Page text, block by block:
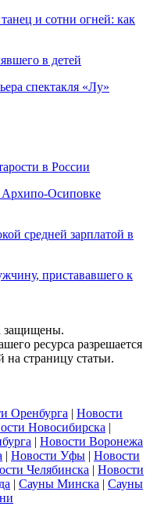
и сотни огней: как
в детей
спектакля «Лу»
в России
Осиповке
средней зарплатой в
пристававшего к
защищены.
ресурса разрешается
на страницу статьи.
Оренбурга | Новости
Новосибирска |
| Новости Воронежа
| Новости Уфы | Новости
Челябинска | Новости
| Сауны Минска | Сауны